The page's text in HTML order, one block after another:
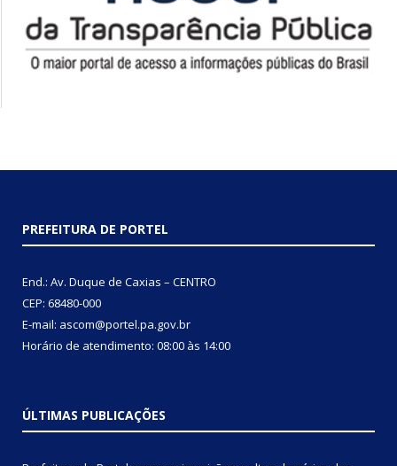
PREFEITURA DE PORTEL
End.: Av. Duque de Caxias – CENTRO
CEP: 68480-000
E-mail: ascom@portel.pa.gov.br
Horário de atendimento: 08:00 às 14:00
ÚLTIMAS PUBLICAÇÕES